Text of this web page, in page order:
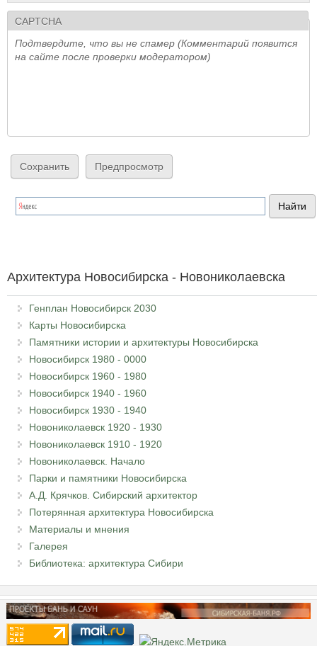
CAPTCHA
Подтвердите, что вы не спамер (Комментарий появится
на сайте после проверки модератором)
Архитектура Новосибирска - Новониколаевска
Генплан Новосибирск 2030
Карты Новосибирска
Памятники истории и архитектуры Новосибирска
Новосибирск 1980 - 0000
Новосибирск 1960 - 1980
Новосибирск 1940 - 1960
Новосибирск 1930 - 1940
Новониколаевск 1920 - 1930
Новониколаевск 1910 - 1920
Новониколаевск. Начало
Парки и памятники Новосибирска
А.Д. Крячков. Сибирский архитектор
Потерянная архитектура Новосибирска
Материалы и мнения
Галерея
Библиотека: архитектура Сибири